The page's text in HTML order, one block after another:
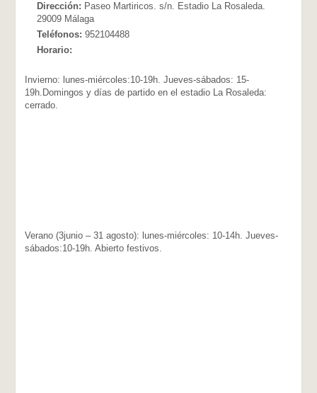
Dirección: Paseo Martiricos. s/n. Estadio La Rosaleda.
29009 Málaga
Teléfonos:952104488
Horario:
Invierno: lunes-miércoles:10-19h. Jueves-sábados: 15-
19h.Domingos y días de partido en el estadio La Rosaleda:
cerrado.
Verano (3junio – 31 agosto): lunes-miércoles: 10-14h. Jueves-
sábados:10-19h. Abierto festivos.